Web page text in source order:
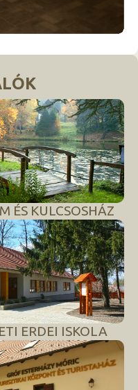
ÉS KULCSOSHÁZ
ERDEI ISKOLA